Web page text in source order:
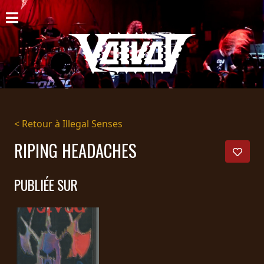
ACCUEIL
NOUVELLES
CONCERTS
DISCOGRAPHIE
GALERIE
BIO
PANIER
MAGASIN
DIFFUSION
< Retour à Illegal Senses
RIPING HEADACHES
PUBLIÉE SUR